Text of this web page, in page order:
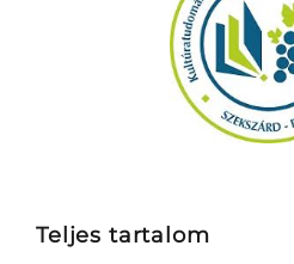
Teljes tartalom